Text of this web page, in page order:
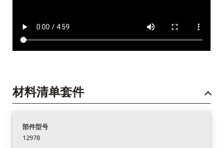
材料清单套件
部件型号
12978